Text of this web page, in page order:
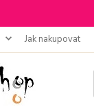
Jak nakupovat